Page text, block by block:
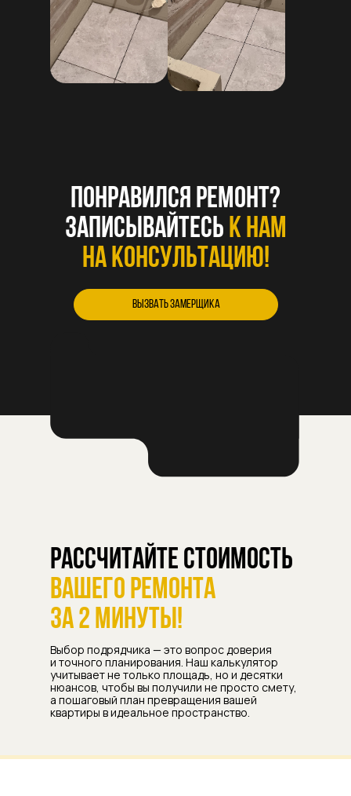
Понравился ремонт?
записывайтесь к нам
на консультацию!
вызвать замерщика
Рассчитайте стоимость
вашего ремонта
за 2 минуты!
Выбор подрядчика — это вопрос доверия
и точного планирования. Наш калькулятор
учитывает не только площадь, но и десятки
нюансов, чтобы вы получили не просто смету,
а пошаговый план превращения вашей
квартиры в идеальное пространство.